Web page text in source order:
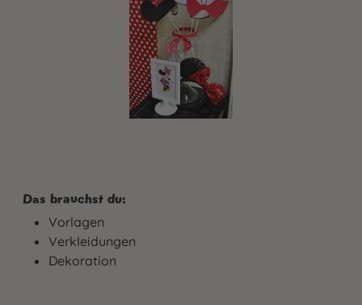
Das brauchst du:
Vorlagen
Verkleidungen
Dekoration